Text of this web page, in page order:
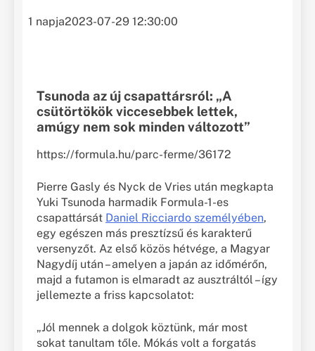
1 napja2023-07-29 12:30:00
Tsunoda az új csapattársról: „A
csütörtökök viccesebbek lettek,
amúgy nem sok minden változott”
https://formula.hu/parc-ferme/36172
Pierre Gasly és Nyck de Vries után megkapta
Yuki Tsunoda harmadik Formula-1-es
csapattársát Daniel Ricciardo személyében,
egy egészen más presztízsű és karakterű
versenyzőt. Az első közös hétvége, a Magyar
Nagydíj után – amelyen a japán az időmérőn,
majd a futamon is elmaradt az ausztráltól – így
jellemezte a friss kapcsolatot:
„Jól mennek a dolgok köztünk, már most
sokat tanultam tőle. Mókás volt a forgatás